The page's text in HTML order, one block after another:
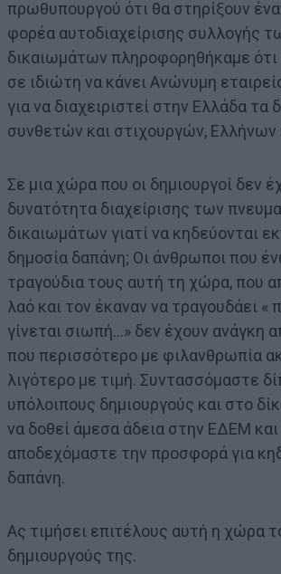
πρωθυπουργού ότι θα στηρίξουν
φορέα αυτοδιαχείρισης συλλογής
δικαιωμάτων πληροφορηθήκαμε ότι
σε ιδιώτη να κάνει Ανώνυμη
για να διαχειριστεί στην Ελλάδα τα
συνθετών και στιχουργών, Ελλήνων
Σε μια χώρα που οι δημιουργοί δεν
δυνατότητα διαχείρισης των
δικαιωμάτων γιατί να κηδεύονται
δημοσία δαπάνη; Οι άνθρωποι που
τραγούδια τους αυτή τη χώρα, που
λαό και τον έκαναν να τραγουδάει «
γίνεται σιωπή…» δεν έχουν ανάγκη
που περισσότερο με φιλανθρωπία
λιγότερο με τιμή. Συντασσόμαστε
υπόλοιπους δημιουργούς και στο
να δοθεί άμεσα άδεια στην ΕΔΕΜ και
αποδεχόμαστε την προσφορά για
δαπάνη.
Ας τιμήσει επιτέλους αυτή η χώρα
δημιουργούς της.